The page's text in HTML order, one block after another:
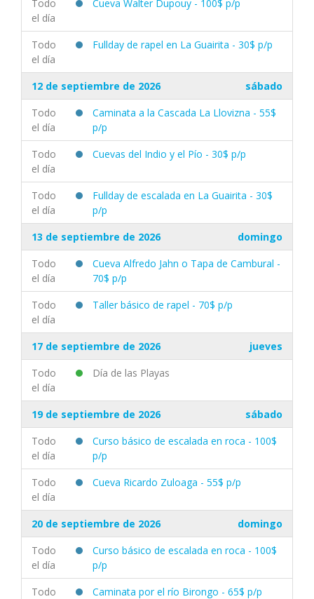
Todo
el día
Cueva Walter Dupouy - 100$ p/p
Todo
el día
Fullday de rapel en La Guairita - 30$ p/p
12 de septiembre de 2026
sábado
Todo
el día
Caminata a la Cascada La Llovizna - 55$
p/p
Todo
el día
Cuevas del Indio y el Pío - 30$ p/p
Todo
el día
Fullday de escalada en La Guairita - 30$
p/p
13 de septiembre de 2026
domingo
Todo
el día
Cueva Alfredo Jahn o Tapa de Cambural -
70$ p/p
Todo
el día
Taller básico de rapel - 70$ p/p
17 de septiembre de 2026
jueves
Todo
el día
Día de las Playas
19 de septiembre de 2026
sábado
Todo
el día
Curso básico de escalada en roca - 100$
p/p
Todo
el día
Cueva Ricardo Zuloaga - 55$ p/p
20 de septiembre de 2026
domingo
Todo
el día
Curso básico de escalada en roca - 100$
p/p
Todo
Caminata por el río Birongo - 65$ p/p